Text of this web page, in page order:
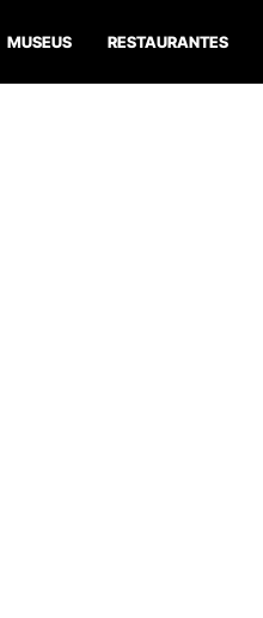
MUSEUS RESTAURANTES